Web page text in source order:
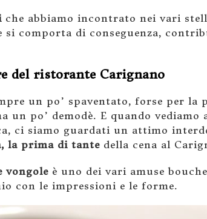
che abbiamo incontrato nei vari
comporta di conseguenza,
del ristorante Carignano
un po’ spaventato, forse per la
po’ demodè. E quando vediamo
ci siamo guardati un attimo
la prima di tante della cena al
vongole è uno dei vari amuse
con le impressioni e le forme.